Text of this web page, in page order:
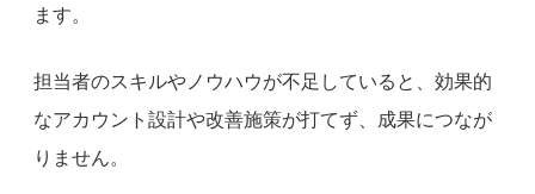
ます。
担当者のスキルやノウハウが不足していると、効果的
なアカウント設計や改善施策が打てず、成果につなが
りません。